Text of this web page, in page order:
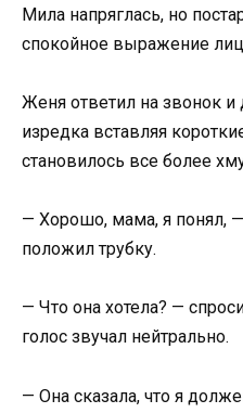
Мила напряглась, но
спокойное выражение
Женя ответил на звонок
изредка вставляя
становилось все более
— Хорошо, мама, я понял,
положил трубку.
— Что она хотела? —
голос звучал нейтрально.
— Она сказала, что я